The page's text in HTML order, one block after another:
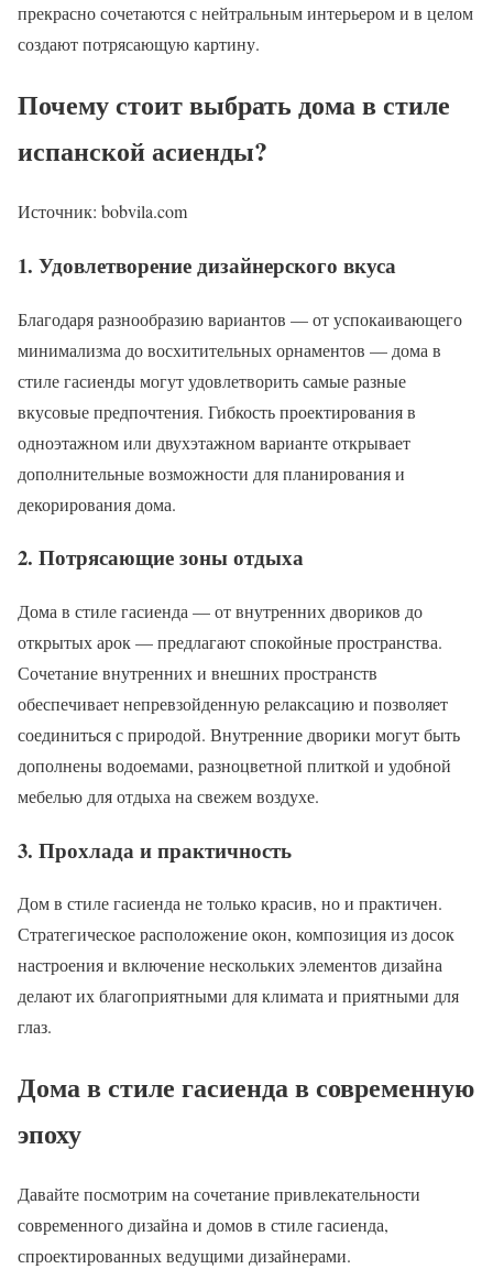
прекрасно сочетаются с нейтральным интерьером и в целом
создают потрясающую картину.
Почему стоит выбрать дома в стиле
испанской асиенды?
Источник: bobvila.com
1. Удовлетворение дизайнерского вкуса
Благодаря разнообразию вариантов — от успокаивающего
минимализма до восхитительных орнаментов — дома в
стиле гасиенды могут удовлетворить самые разные
вкусовые предпочтения. Гибкость проектирования в
одноэтажном или двухэтажном варианте открывает
дополнительные возможности для планирования и
декорирования дома.
2. Потрясающие зоны отдыха
Дома в стиле гасиенда — от внутренних двориков до
открытых арок — предлагают спокойные пространства.
Сочетание внутренних и внешних пространств
обеспечивает непревзойденную релаксацию и позволяет
соединиться с природой. Внутренние дворики могут быть
дополнены водоемами, разноцветной плиткой и удобной
мебелью для отдыха на свежем воздухе.
3. Прохлада и практичность
Дом в стиле гасиенда не только красив, но и практичен.
Стратегическое расположение окон, композиция из досок
настроения и включение нескольких элементов дизайна
делают их благоприятными для климата и приятными для
глаз.
Дома в стиле гасиенда в современную
эпоху
Давайте посмотрим на сочетание привлекательности
современного дизайна и домов в стиле гасиенда,
спроектированных ведущими дизайнерами.